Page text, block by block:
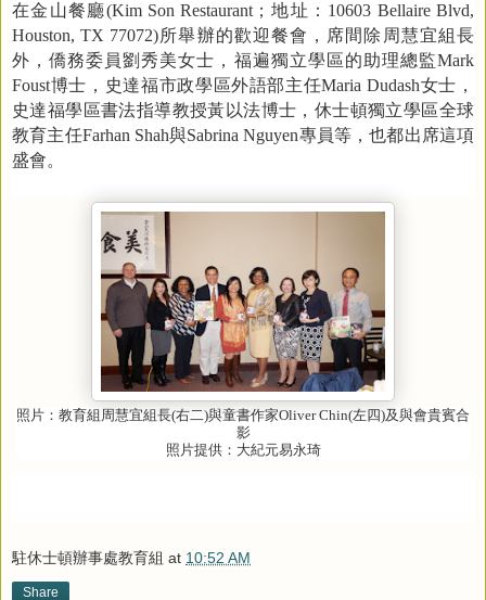
在金山餐廳(Kim Son Restaurant ；地址： 10603 Bellaire Blvd,
Houston, TX 77072)所舉辦的歡迎餐會，席間除周慧宜組長
外，僑務委員劉秀美女士，福遍獨立學區的助理總監Mark
Foust博士，史達福市政學區外語部主任Maria Dudash女士，
史達福學區書法指導教授黃以法博士，休士頓獨立學區全球
教育主任Farhan Shah與Sabrina Nguyen專員等，也都出席這項
盛會。
照片：教育組周慧宜組長(右二)與童書作家Oliver Chin(左四)及與會貴賓合
影
照片提供：大紀元易永琦
駐休士頓辦事處教育組 at 10:52 AM
Share